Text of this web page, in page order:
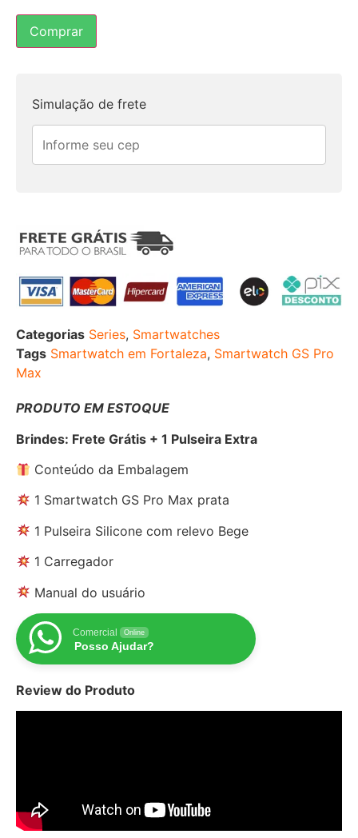
Comprar
Simulação de frete
Categorias Series, Smartwatches
Tags Smartwatch em Fortaleza, Smartwatch GS Pro
Max
PRODUTO EM ESTOQUE
Brindes: Frete Grátis + 1 Pulseira Extra
Conteúdo da Embalagem
1 Smartwatch GS Pro Max prata
1 Pulseira Silicone com relevo Bege
1 Carregador
Manual do usuário
Comercial Online
Posso Ajudar?
Review do Produto